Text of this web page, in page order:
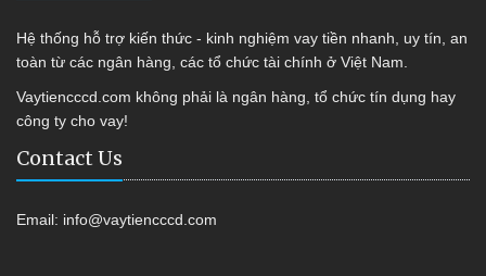
Hệ thống hỗ trợ kiến thức - kinh nghiệm vay tiền nhanh, uy tín, an
toàn từ các ngân hàng, các tổ chức tài chính ở Việt Nam.
Vaytiencccd.com không phải là ngân hàng, tổ chức tín dụng hay
công ty cho vay!
Contact Us
Email: info@vaytiencccd.com